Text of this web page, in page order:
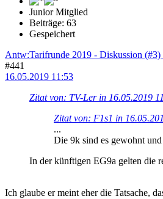
Junior Mitglied
Beiträge: 63
Gespeichert
Antw:Tarifrunde 2019 - Diskussion (#3)
#441
16.05.2019 11:53
Zitat von: TV-Ler in 16.05.2019
Zitat von: F1s1 in
...
Die 9k sind es gewohnt
In der künftigen EG9a gelten die
Ich glaube er meint eher die Tatsache,